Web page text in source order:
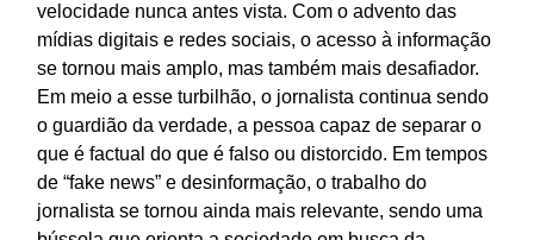
velocidade nunca antes vista. Com o advento das
mídias digitais e redes sociais, o acesso à informação
se tornou mais amplo, mas também mais desafiador.
Em meio a esse turbilhão, o jornalista continua sendo
o guardião da verdade, a pessoa capaz de separar o
que é factual do que é falso ou distorcido. Em tempos
de “fake news” e desinformação, o trabalho do
jornalista se tornou ainda mais relevante, sendo uma